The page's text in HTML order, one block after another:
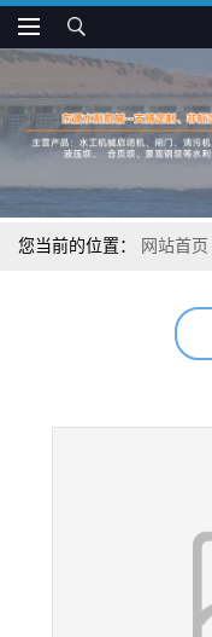
您当前的位置： 网站首页